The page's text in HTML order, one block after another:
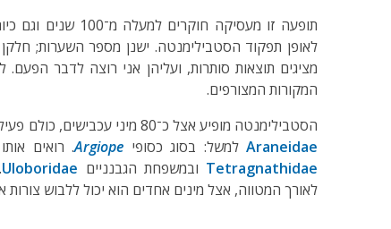
תופעה זו מעסיקה
לאופן תפקוד הסטבילימנטה. ישנן מספר השערות;
מציגים תוצאות סותרות, ועליהן אני רוצה לדבר
המקורות המצורפים.
הסטבילימנטה מופיע אצל כ־80 מיני עכבישים, כולם פעילי יום. בעיקר אצל משפחת הגלגלניים
Araneidae למשל: בסוג כסופי Argiope. רואים
Tetragnathidae ובמשפחת הגבנניים Uloboridae
לאורך המטווה, אצל מינים אחדים הוא יכול ללבוש צורות